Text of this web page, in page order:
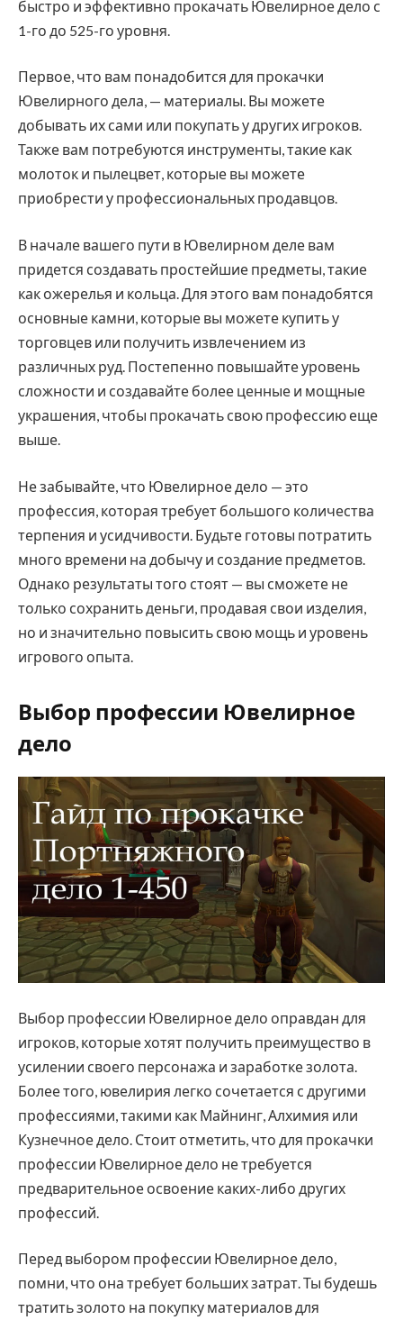
быстро и эффективно прокачать Ювелирное дело с
1-го до 525-го уровня.
Первое, что вам понадобится для прокачки
Ювелирного дела, — материалы. Вы можете
добывать их сами или покупать у других игроков.
Также вам потребуются инструменты, такие как
молоток и пылецвет, которые вы можете
приобрести у профессиональных продавцов.
В начале вашего пути в Ювелирном деле вам
придется создавать простейшие предметы, такие
как ожерелья и кольца. Для этого вам понадобятся
основные камни, которые вы можете купить у
торговцев или получить извлечением из
различных руд. Постепенно повышайте уровень
сложности и создавайте более ценные и мощные
украшения, чтобы прокачать свою профессию еще
выше.
Не забывайте, что Ювелирное дело — это
профессия, которая требует большого количества
терпения и усидчивости. Будьте готовы потратить
много времени на добычу и создание предметов.
Однако результаты того стоят — вы сможете не
только сохранить деньги, продавая свои изделия,
но и значительно повысить свою мощь и уровень
игрового опыта.
Выбор профессии Ювелирное
дело
Выбор профессии Ювелирное дело оправдан для
игроков, которые хотят получить преимущество в
усилении своего персонажа и заработке золота.
Более того, ювелирия легко сочетается с другими
профессиями, такими как Майнинг, Алхимия или
Кузнечное дело. Стоит отметить, что для прокачки
профессии Ювелирное дело не требуется
предварительное освоение каких-либо других
профессий.
Перед выбором профессии Ювелирное дело,
помни, что она требует больших затрат. Ты будешь
тратить золото на покупку материалов для